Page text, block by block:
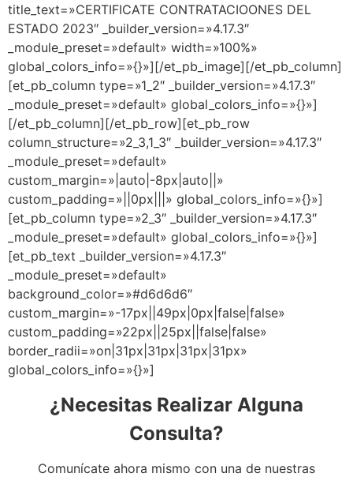
title_text=»CERTIFICATE CONTRATACIOONES DEL
ESTADO 2023″ _builder_version=»4.17.3″
_module_preset=»default» width=»100%»
global_colors_info=»{}»][/et_pb_image][/et_pb_column]
[et_pb_column type=»1_2″ _builder_version=»4.17.3″
_module_preset=»default» global_colors_info=»{}»]
[/et_pb_column][/et_pb_row][et_pb_row
column_structure=»2_3,1_3″ _builder_version=»4.17.3″
_module_preset=»default»
custom_margin=»|auto|-8px|auto||»
custom_padding=»||0px|||» global_colors_info=»{}»]
[et_pb_column type=»2_3″ _builder_version=»4.17.3″
_module_preset=»default» global_colors_info=»{}»]
[et_pb_text _builder_version=»4.17.3″
_module_preset=»default»
background_color=»#d6d6d6″
custom_margin=»-17px||49px|0px|false|false»
custom_padding=»22px||25px||false|false»
border_radii=»on|31px|31px|31px|31px»
global_colors_info=»{}»]
¿Necesitas Realizar Alguna
Consulta?
Comunícate ahora mismo con una de nuestras